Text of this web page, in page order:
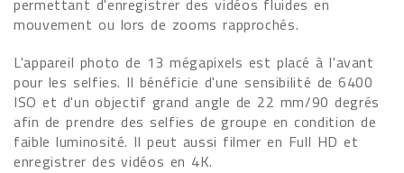
permettant d'enregistrer des vidéos fluides en
mouvement ou lors de zooms rapprochés.
L'appareil photo de 13 mégapixels est placé à l'avant
pour les selfies. Il bénéficie d'une sensibilité de 6400
ISO et d'un objectif grand angle de 22 mm/90 degrés
afin de prendre des selfies de groupe en condition de
faible luminosité. Il peut aussi filmer en Full HD et
enregistrer des vidéos en 4K.